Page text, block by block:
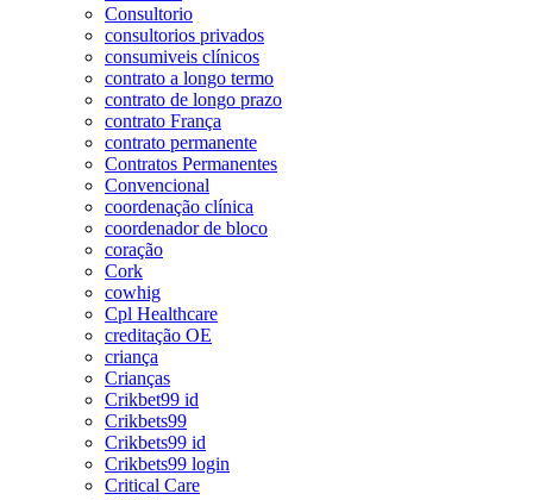
Consultorio
consultorios privados
consumiveis clínicos
contrato a longo termo
contrato de longo prazo
contrato França
contrato permanente
Contratos Permanentes
Convencional
coordenação clínica
coordenador de bloco
coração
Cork
cowhig
Cpl Healthcare
creditação OE
criança
Crianças
Crikbet99 id
Crikbets99
Crikbets99 id
Crikbets99 login
Critical Care